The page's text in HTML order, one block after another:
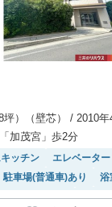
）（壁芯）
/ 2010年
加茂宮」歩2分
ッチン エレベーター
駐車場(普通車)あり
浴
バイク置き場 食洗機